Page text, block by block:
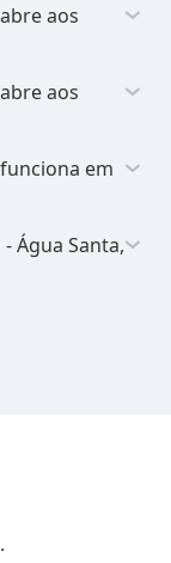
aos
aos
em
Água Santa,